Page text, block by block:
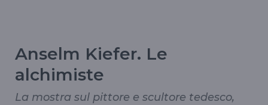
Anselm Kiefer. Le
alchimiste
La mostra sul pittore e scultore tedesco,